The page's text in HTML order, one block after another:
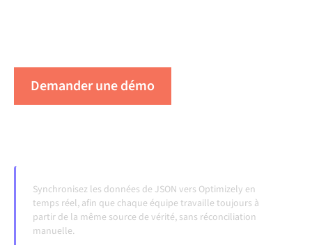
Demander une démo
Synchronisez les données de JSON vers Optimizely en
temps réel, afin que chaque équipe travaille toujours à
partir de la même source de vérité, sans réconciliation
manuelle.